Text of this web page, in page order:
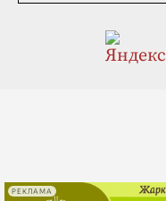
РЕКЛАМА